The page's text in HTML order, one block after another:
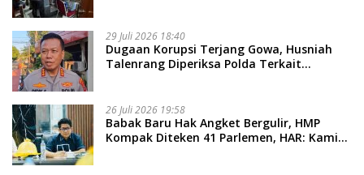
29 Juli 2026 18:40
Dugaan Korupsi Terjang Gowa, Husniah
Talenrang Diperiksa Polda Terkait
26 Juli 2026 19:58
​Babak Baru Hak Angket Bergulir, HMP
Kompak Diteken 41 Parlemen, HAR: Kami